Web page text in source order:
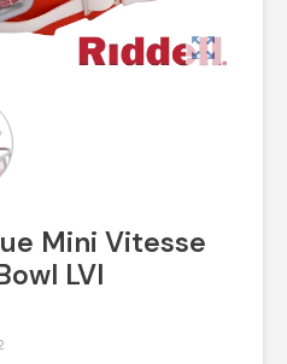
zoom_out_map
Mini Vitesse
LVI